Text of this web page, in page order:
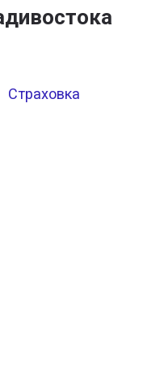
Страховка